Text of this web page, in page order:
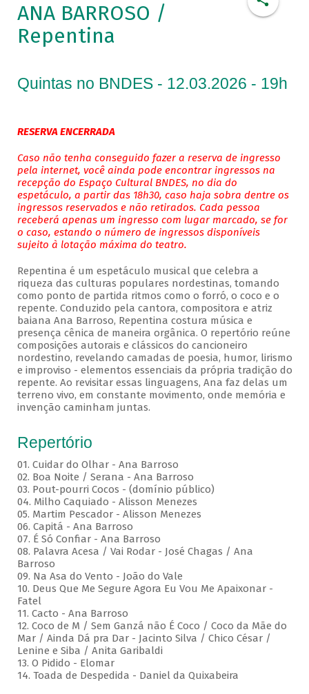
ANA BARROSO /
Repentina
Quintas no BNDES - 12.03.2026 - 19h
RESERVA ENCERRADA
Caso não tenha conseguido fazer a reserva de ingresso
pela internet, você ainda pode encontrar ingressos na
recepção do Espaço Cultural BNDES, no dia do
espetáculo, a partir das 18h30, caso haja sobra dentre os
ingressos reservados e não retirados. Cada pessoa
receberá apenas um ingresso com lugar marcado, se for
o caso, estando o número de ingressos disponíveis
sujeito à lotação máxima do teatro.
Repentina é um espetáculo musical que celebra a
riqueza das culturas populares nordestinas, tomando
como ponto de partida ritmos como o forró, o coco e o
repente. Conduzido pela cantora, compositora e atriz
baiana Ana Barroso, Repentina costura música e
presença cênica de maneira orgânica. O repertório reúne
composições autorais e clássicos do cancioneiro
nordestino, revelando camadas de poesia, humor, lirismo
e improviso - elementos essenciais da própria tradição do
repente. Ao revisitar essas linguagens, Ana faz delas um
terreno vivo, em constante movimento, onde memória e
invenção caminham juntas.
Repertório
01. Cuidar do Olhar - Ana Barroso
02. Boa Noite / Serana - Ana Barroso
03. Pout-pourri Cocos - (domínio público)
04. Milho Caquiado - Alisson Menezes
05. Martim Pescador - Alisson Menezes
06. Capitá - Ana Barroso
07. É Só Confiar - Ana Barroso
08. Palavra Acesa / Vai Rodar - José Chagas / Ana
Barroso
09. Na Asa do Vento - João do Vale
10. Deus Que Me Segure Agora Eu Vou Me Apaixonar -
Fatel
11. Cacto - Ana Barroso
12. Coco de M / Sem Ganzá não É Coco / Coco da Mãe do
Mar / Ainda Dá pra Dar - Jacinto Silva / Chico César /
Lenine e Siba / Anita Garibaldi
13. O Pidido - Elomar
14. Toada de Despedida - Daniel da Quixabeira